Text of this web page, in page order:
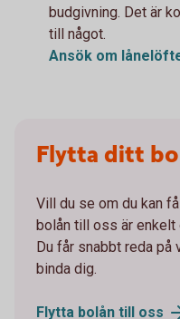
budgivning. Det är
till något.
Ansök om
Flytta ditt
Vill du se om du kan
bolån till oss är enkelt
Du får snabbt reda på
binda dig.
Flytta bolån till oss